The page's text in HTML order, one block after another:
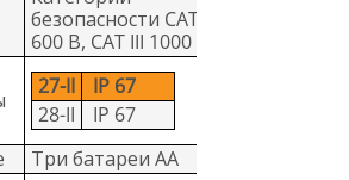
безопасности CAT IV
600 В, CAT III 1000 В
27-II
IP 67
28-II
IP 67
Три батареи АА